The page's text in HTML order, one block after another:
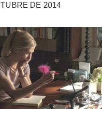
DE 2014